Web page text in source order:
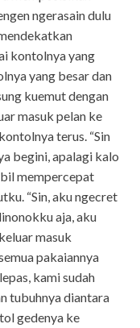
ngerasain dulu
kontolnya yang
yang besar dan
kuemut dengan
masuk pelan ke
terus. “Sin
begini, apalagi kalo
mempercepat
“Sin, aku ngecret
aja, aku
masuk
pakaiannya
kami sudah
tubuhnya diantara
gedenya ke